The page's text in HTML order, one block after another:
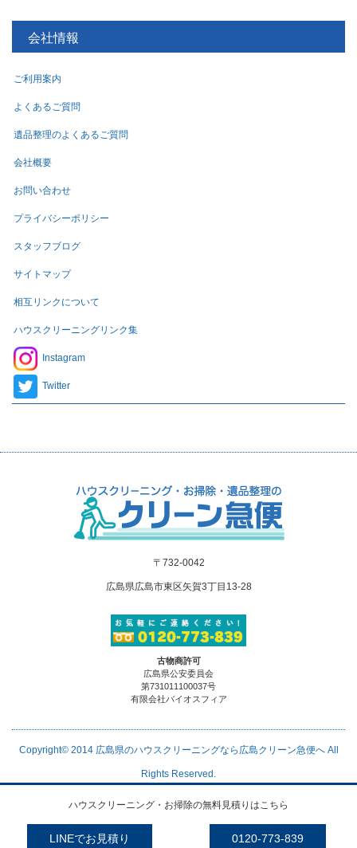
会社情報
ご利用案内
よくあるご質問
遺品整理のよくあるご質問
会社概要
お問い合わせ
プライバシーポリシー
スタッフブログ
サイトマップ
相互リンクについて
ハウスクリーニングリンク集
Instagram
Twitter
〒732-0042
広島県広島市東区矢賀3丁目13-28
古物商許可
広島県公安委員会
第731011100037号
有限会社バイオスフィア
Copyright© 2014 広島県のハウスクリーニングなら広島クリーン急便へAll
Rights Reserved.
ハウスクリーニング・お掃除の無料見積りはこちら
LINEでお見積り 0120-773-839